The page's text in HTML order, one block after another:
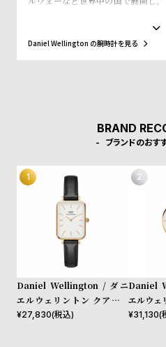
B
S
s
p
l
ス、好みに応じて付け替えられる
イプベルトというトレンドスタイ
界に革命をもたらしました。スウ
ムレスなデザインとイギリスの伝
が、高級感を演出し、ミニマリズ
Daniel Wellington の腕時計を見る
BRAND
ブランドのおす
Daniel Wellington / ダニ
エルウェリントン クアドロ
シェフィールド ローズゴール
¥27,830(税込)
Daniel
エルウェ
ペティッ
¥31,130(